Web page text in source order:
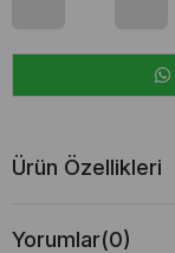
Ürün Özellikleri
Yorumlar(0)